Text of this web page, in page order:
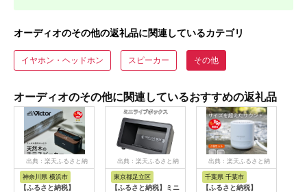
オーディオのその他の返礼品に関連しているカテゴリ
イヤホン・ヘッドホン スピーカー その他
オーディオのその他に関連しているおすすめの返礼品
出典：楽天ふるさと納
神奈川県 横浜市
【ふるさと納税】
出典：楽天ふるさと納
東京都足立区
【ふるさと納税】ミニ
出典：楽天ふるさと納
千葉県 千葉市
【ふるさと納税】